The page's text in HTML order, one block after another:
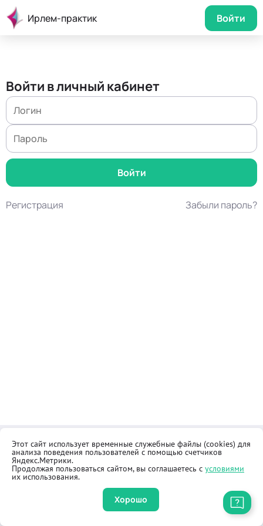
Ирлем-практик Войти
Войти в личный кабинет
Регистрация Забыли пароль?
Контакты
Как купить
Общественная приёмная
Реквизиты
Оферта
Правила продажи товаров
Этот сайт использует временные служебные файлы (cookies) для
анализа поведения пользователей с помощью счетчиков
Яндекс.Метрики.
Продолжая пользоваться сайтом, вы соглашаетесь с условиями
их использования.
Хорошо